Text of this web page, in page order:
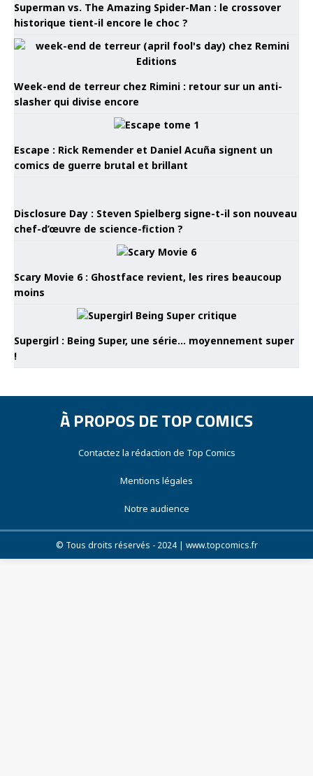
Superman vs. The Amazing Spider-Man : le crossover
historique tient-il encore le choc ?
Week-end de terreur chez Rimini : retour sur un anti-
slasher qui divise encore
Escape : Rick Remender et Daniel Acuña signent un
comics de guerre brutal et brillant
Disclosure Day : Steven Spielberg signe-t-il son nouveau
chef-d’œuvre de science-fiction ?
Scary Movie 6 : Ghostface revient, les rires beaucoup
moins
Supergirl : Being Super, une série… moyennement super
!
À PROPOS DE TOP COMICS
Contactez la rédaction de Top Comics
Mentions légales
Notre audience
© Tous droits réservés - 2024 | www.topcomics.fr